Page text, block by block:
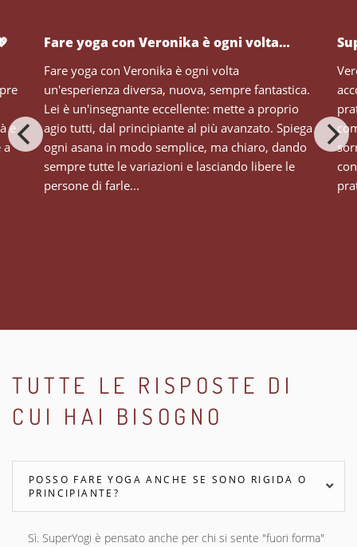
Fare yoga con Veronika è ogni volta…
Fare yoga con Veronika è ogni volta
un'esperienza diversa, nuova, sempre fantastica.
Lei è un'insegnante eccellente: mette a proprio
agio tutti, dal principiante al più avanzato. Spiega
ogni asana in modo semplice, ma chiaro, dando
sempre tutte le variazioni e lasciando libere le
persone di farle...
e
a
TUTTE LE RISPOSTE DI
CUI HAI BISOGNO
POSSO FARE YOGA ANCHE SE SONO RIGIDA O
PRINCIPIANTE?
Sì. SuperYogi è pensato anche per chi si sente "fuori forma"